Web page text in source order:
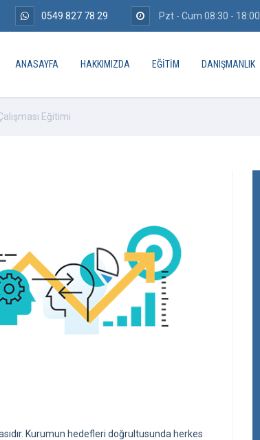
0549 827 78 29 Pzt - Cum 08:30 - 18:00
ANASAYFA HAKKIMIZDA EĞITIM DANIŞMANLIK
Eğitimi
Kurumun hedefleri doğrultusunda herkes